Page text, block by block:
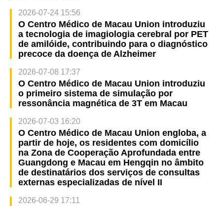
2026-07-24 15:56
O Centro Médico de Macau Union introduziu
a tecnologia de imagiologia cerebral por PET
de amilóide, contribuindo para o diagnóstico
precoce da doença de Alzheimer
2026-07-08 17:37
O Centro Médico de Macau Union introduziu
o primeiro sistema de simulação por
ressonância magnética de 3T em Macau
2026-07-03 16:20
O Centro Médico de Macau Union engloba, a
partir de hoje, os residentes com domicílio
na Zona de Cooperação Aprofundada entre
Guangdong e Macau em Hengqin no âmbito
de destinatários dos serviços de consultas
externas especializadas de nível II
2026-06-29 17:11